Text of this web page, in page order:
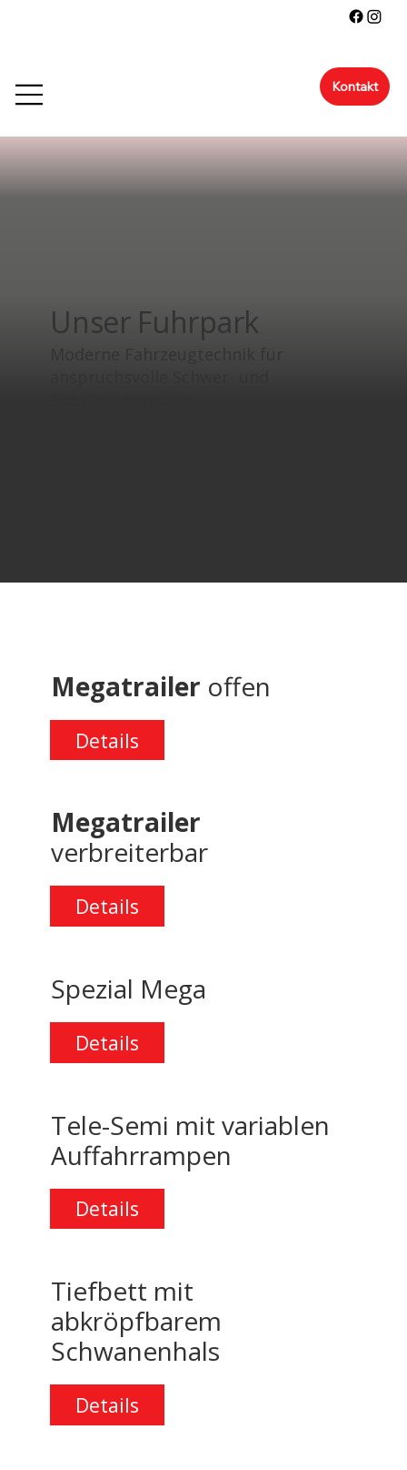
Kontakt
Unser Fuhrpark
Megatrailer offen
Details
Megatrailer
verbreiterbar
Details
Spezial Mega
Details
Tele-Semi mit variablen
Auffahrrampen
Details
Tiefbett mit
abkröpfbarem
Schwanenhals
Details